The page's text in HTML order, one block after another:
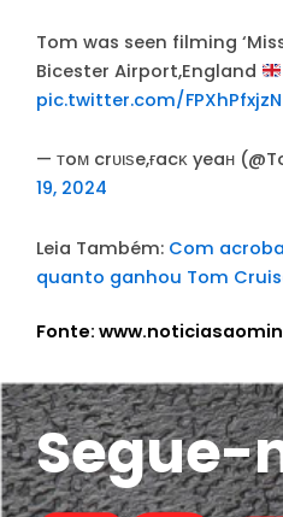
Tom was seen filming
Bicester Airport,England
pic.twitter.com/FPXhPfxjzN
— тoм crυιѕe,ғacĸ yeaн
19, 2024
Leia Também: Com
quanto ganhou Tom
Fonte:
Segue-